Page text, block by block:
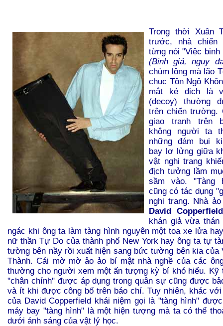
Trong thời Xuân
trước, nhà
từng nói "Việc
(Binh giả, ngụy
chùm lông mà lão
chục Tôn Ngộ
mắt kẻ địch là
(decoy) thường
trên chiến trường.
giao tranh trên
không người ta
những đám bụi
bay lơ lửng giữa
vật nghi trang
địch tưởng lầm
sầm vào. "Tàng
cũng có tác dụng
nghi trang. Nhà
David Copperfield
khán giả vừa
ngác khi ông ta làm tàng hình nguyên một toa xe lửa
nữ thần Tự Do của thành phố New York hay ông ta tự
tường bên nầy rồi xuất hiện sang bức tường bên kia của
Thành. Cái mờ mờ ảo ảo bí mật nhà nghề của các
thường cho người xem một ấn tượng kỳ bí khó hiểu. Kỹ
"chân chính" được áp dụng trong quân sự cũng được
và ít khi được công bố trên báo chí. Tuy nhiên, khác
của David Copperfield khái niệm gọi là "tàng hình"
máy bay "tàng hình" là một hiện tượng mà ta có thể
dưới ánh sáng của vật lý học.